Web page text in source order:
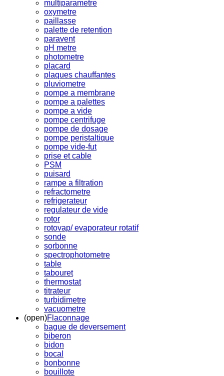
multiparametre
oxymetre
paillasse
palette de retention
paravent
pH metre
photometre
placard
plaques chauffantes
pluviometre
pompe a membrane
pompe a palettes
pompe a vide
pompe centrifuge
pompe de dosage
pompe peristaltique
pompe vide-fut
prise et cable
PSM
puisard
rampe a filtration
refractometre
refrigerateur
regulateur de vide
rotor
rotovap/ evaporateur rotatif
sonde
sorbonne
spectrophotometre
table
tabouret
thermostat
titrateur
turbidimetre
vacuometre
(open)Flaconnage
bague de deversement
biberon
bidon
bocal
bonbonne
bouillote